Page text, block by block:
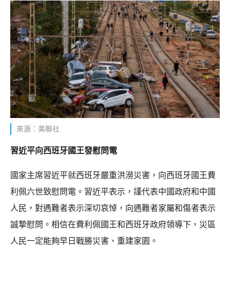
來源：美聯社
習近平向西班牙國王發慰問電
國家主席習近平就西班牙嚴重洪澇災害，向西班牙國王費
利佩六世致慰問電。習近平表示，謹代表中國政府和中國
人民，對遇難者表示深切哀悼，向遇難者家屬和傷者表示
誠摯慰問。相信在費利佩國王和西班牙政府領導下，災區
人民一定能夠早日戰勝災害、重建家園。